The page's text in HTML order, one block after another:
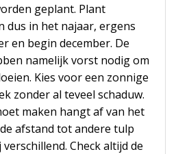
geplant. Plant
dus in het najaar, ergens
en begin december. De
namelijk vorst nodig om
Kies voor een zonnige
zonder al teveel schaduw.
maken hangt af van het
afstand tot andere tulp
Check altijd de